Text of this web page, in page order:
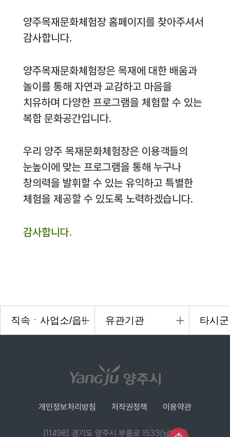
양주목재문화체험장 홈페이지를 찾아주셔서
감사합니다.
양주목재문화체험장은 목재에 대한 배움과
놀이를 통해 자연과 교감하고 마음을
치유하며 다양한 프로그램을 체험할 수 있는
복합 문화공간입니다.
우리 양주 목재문화체험장은 이용객들의
눈높이에 맞는 프로그램을 통해 누구나
창의력을 발휘할 수 있는 유익하고 특별한
체험을 제공할 수 있도록 노력하겠습니다.
감사합니다.
개인정보처리방침 저작권정책 이용약관
[11498] 경기도 양주시 부흥로 1533(남방동)